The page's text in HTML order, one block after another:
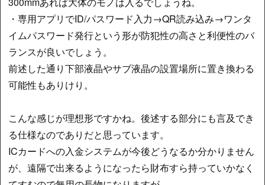
・専用アプリでID/パスワード入力→QR読み込み→ワンタ
イムパスワード発行という形が防犯性の高さと利便性のバ
ランスが良いでしょう。
前述した通り下部液晶やサブ液晶の設置場所に置き換わる
可能性もありけり。
こんな感じが理想形ですかね。後述する部分にも言及でき
る仕様なのでありだと思っています。
ICカードへの入金システムが今後どうなるか分かりません
が、遠隔で出来るようになったら財布すら持っていかなく